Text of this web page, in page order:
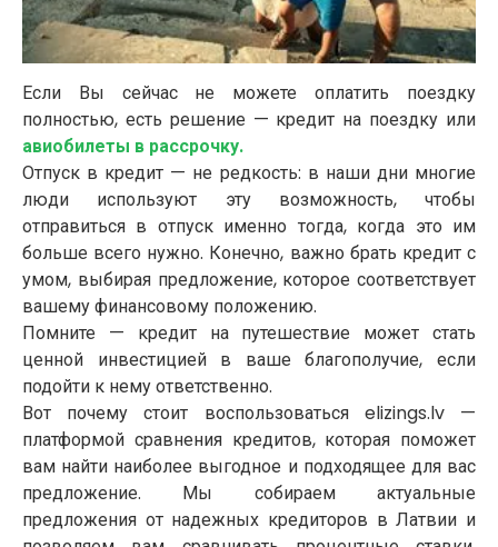
Если Вы сейчас не можете оплатить поездку
полностью, есть решение — кредит на поездку или
авиобилеты в рассрочку.
Отпуск в кредит — не редкость: в наши дни многие
люди используют эту возможность, чтобы
отправиться в отпуск именно тогда, когда это им
больше всего нужно. Конечно, важно брать кредит с
умом, выбирая предложение, которое соответствует
вашему финансовому положению.
Помните — кредит на путешествие может стать
ценной инвестицией в ваше благополучие, если
подойти к нему ответственно.
Вот почему стоит воспользоваться elizings.lv —
платформой сравнения кредитов, которая поможет
вам найти наиболее выгодное и подходящее для вас
предложение. Мы собираем актуальные
предложения от надежных кредиторов в Латвии и